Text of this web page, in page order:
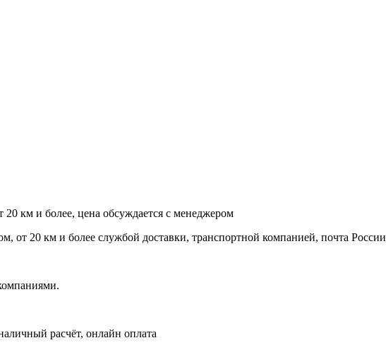
км и более, цена обсуждается с менеджером
от 20 км и более службой доставки, транспортной компанией, почта России
расчёт, онлайн оплата